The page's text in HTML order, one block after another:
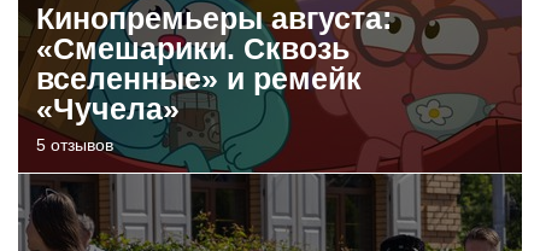
Кинопремьеры августа:
«Смешарики. Сквозь
вселенные» и ремейк
«Чучела»
5 отзывов